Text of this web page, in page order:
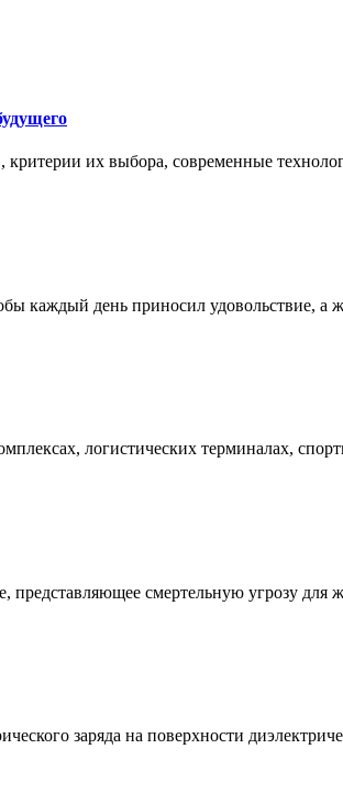
их выбора, современные
каждый день приносил удовольствие, а
логистических терминалах,
смертельную угрозу для
заряда на поверхности